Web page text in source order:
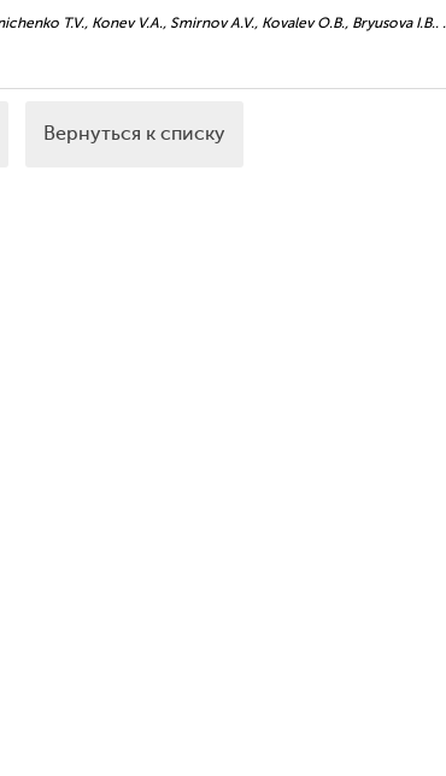
T.V., Konev V.A., Smirnov A.V., Kovalev O.B., Bryusova I.B..
Вернуться к списку